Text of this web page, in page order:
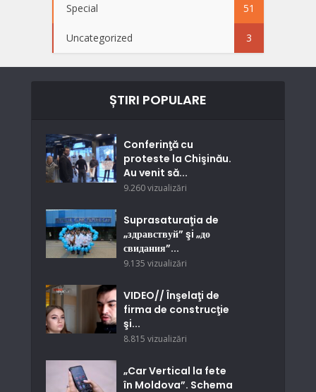
Special 51
Uncategorized 3
ȘTIRI POPULARE
Conferinţă cu
proteste la Chişinău.
Au venit să...
9.260 vizualizări
Suprasaturaţia de
„здравствуй” şi „до
свидания”...
9.135 vizualizări
VIDEO// Înşelaţi de
firma de construcţie
şi...
8.815 vizualizări
„Car Vertical la fete
în Moldova”. Schema